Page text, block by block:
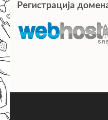
Регистрација